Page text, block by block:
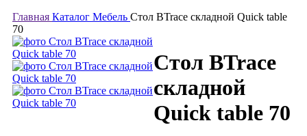
Главная Каталог Мебель Стол BTrace складной Quick table
70
Стол BTrace
складной
Quick table 70